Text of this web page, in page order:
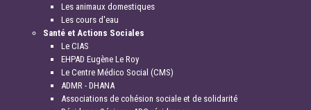
Les animaux domestiques
Les cours d'eau
Santé et Actions Sociales
Le CIAS
EHPAD Eugène Le Roy
Le Centre Médico Social (CMS)
ADMR - DHANA
Associations de cohésion sociale et de solidarité